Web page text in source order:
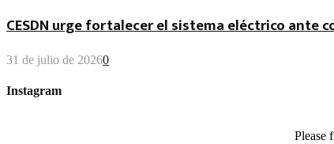
CESDN urge fortalecer el sistema eléctrico ante
31 de julio de 20260
Instagram
Please